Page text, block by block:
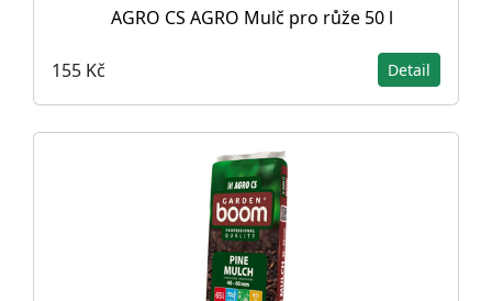
AGRO CS AGRO Mulč pro růže 50 l
155 Kč Detail